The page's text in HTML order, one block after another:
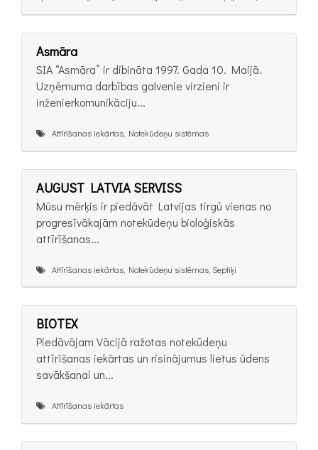
Asmāra
SIA “Asmāra” ir dibināta 1997. Gada 10. Maijā.
Uzņēmuma darbības galvenie virzieni ir
inženierkomunikāciju...
Attīrīšanas iekārtas, Notekūdeņu sistēmas
AUGUST LATVIA SERVISS
Mūsu mērķis ir piedāvāt Latvijas tirgū vienas no
progresīvākajām notekūdeņu bioloģiskās
attīrīšanas...
Attīrīšanas iekārtas, Notekūdeņu sistēmas, Septiķi
BIOTEX
Piedāvājam Vācijā ražotas notekūdeņu
attīrīšanas iekārtas un risinājumus lietus ūdens
savākšanai un...
Attīrīšanas iekārtas